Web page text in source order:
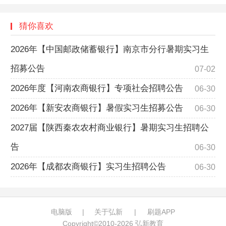
猜你喜欢
2026年【中国邮政储蓄银行】南京市分行暑期实习生
招募公告
07-02
2026年度【河南农商银行】专项社会招聘公告 06-30
2026年【新安农商银行】暑假实习生招募公告 06-30
2027届【陕西秦农农村商业银行】暑期实习生招聘公
告
06-30
2026年【成都农商银行】实习生招聘公告 06-30
电脑版 | 关于弘新 |
刷题APP
Copyright©2010-2026 弘新教育